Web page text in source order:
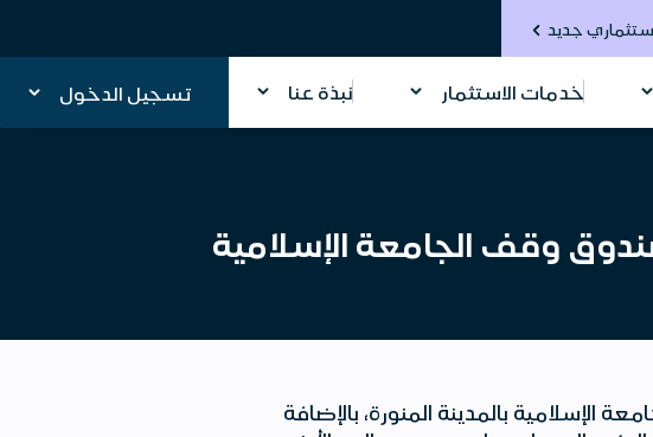
جديد
خدمات الاستثمار نبذة عنا تسجيل الدخول
وقف الجامعة الإسلامية
بالمدينة المنورة، بالإضافة